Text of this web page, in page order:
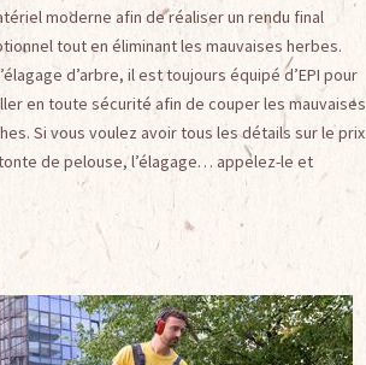
moderne afin de réaliser un rendu final
tout en éliminant les mauvaises herbes.
d’arbre, il est toujours équipé d’EPI pour
en toute sécurité afin de couper les mauvaises
Si vous voulez avoir tous les détails sur le prix
de pelouse, l’élagage… appelez-le et